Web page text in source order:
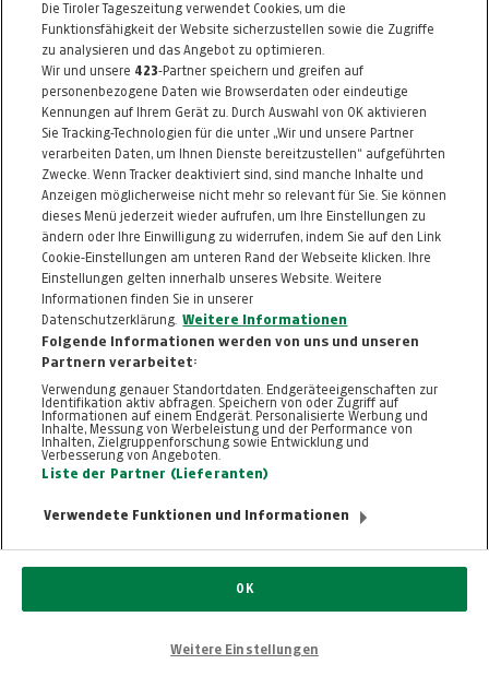
Telefon: 0664 / 3201001
E-Mail:office@claudia-fuchs.at
http://www.claudia-fuchs.at
Alle Artikel des Händlers
Informationen zum Kaufvertrag
ZURÜCK NACH
OBEN
© 2026, TT.com | New Media Online GmbH |
Nutzung ausschließlich für den privaten
Eigenbedarf. Eine Weiterverwendung und
Reproduktion über den persönlichen Gebrauch
FAQ HILFE IMPRESSUM
KONTAKT DATENSCHUTZ
Die Tiroler Tageszeitung verwendet Cookies, um die
Funktionsfähigkeit der Website sicherzustellen sowie die Zugriffe
zu analysieren und das Angebot zu optimieren.
Wir und unsere 423-Partner speichern und greifen auf
personenbezogene Daten wie Browserdaten oder eindeutige
Kennungen auf Ihrem Gerät zu. Durch Auswahl von OK aktivieren
Sie Tracking-Technologien für die unter „Wir und unsere Partner
verarbeiten Daten, um Ihnen Dienste bereitzustellen“ aufgeführten
Zwecke. Wenn Tracker deaktiviert sind, sind manche Inhalte und
Anzeigen möglicherweise nicht mehr so relevant für Sie. Sie können
dieses Menü jederzeit wieder aufrufen, um Ihre Einstellungen zu
ändern oder Ihre Einwilligung zu widerrufen, indem Sie auf den Link
Cookie-Einstellungen am unteren Rand der Webseite klicken. Ihre
Einstellungen gelten innerhalb unseres Website. Weitere
Informationen finden Sie in unserer
Datenschutzerklärung.
Weitere Informationen
Folgende Informationen werden von uns und unseren
Partnern verarbeitet:
Verwendung genauer Standortdaten. Endgeräteeigenschaften zur
Identifikation aktiv abfragen. Speichern von oder Zugriff auf
Informationen auf einem Endgerät. Personalisierte Werbung und
Inhalte, Messung von Werbeleistung und der Performance von
Inhalten, Zielgruppenforschung sowie Entwicklung und
Verbesserung von Angeboten.
Liste der Partner (Lieferanten)
Verwendete Funktionen und Informationen
OK
Weitere Einstellungen